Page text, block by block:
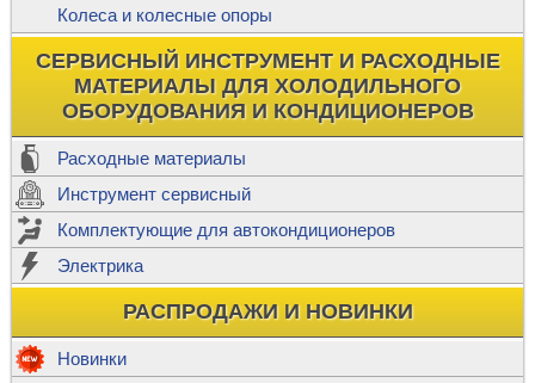
Колеса и колесные опоры
СЕРВИСНЫЙ ИНСТРУМЕНТ И РАСХОДНЫЕ
МАТЕРИАЛЫ ДЛЯ ХОЛОДИЛЬНОГО
ОБОРУДОВАНИЯ И КОНДИЦИОНЕРОВ
Расходные материалы
Инструмент сервисный
Комплектующие для автокондиционеров
Электрика
РАСПРОДАЖИ И НОВИНКИ
Новинки